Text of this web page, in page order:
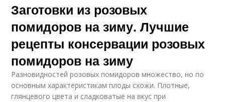
Заготовки из розовых
помидоров на зиму. Лучшие
рецепты консервации розовых
помидоров на зиму
Разновидностей розовых помидоров множество, но по
основным характеристикам плоды схожи. Плотные,
глянцевого цвета и сладковатые на вкус при